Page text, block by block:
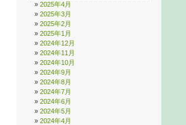
2025年4月
2025年3月
2025年2月
2025年1月
2024年12月
2024年11月
2024年10月
2024年9月
2024年8月
2024年7月
2024年6月
2024年5月
2024年4月